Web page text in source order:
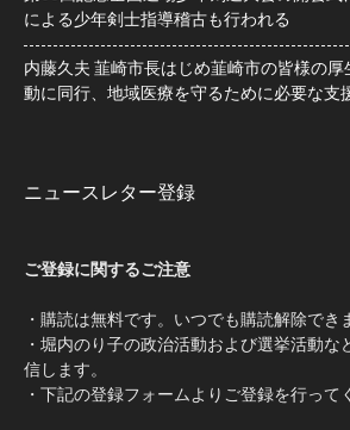
による少年剣士指導稽古も行われる
内藤久夫 韮崎市長はじめ韮崎市の皆様の
動に同行、地域医療を守るために必要な支
ニュースレター登録
ご登録に関するご注意
・購読は無料です。いつでも購読解除でき
・堀内のり子の政治活動および選挙活動
信します。
・下記の登録フォームよりご登録を行って